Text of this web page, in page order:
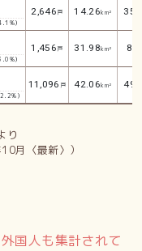
）
2,646 戸 14.26km² 353
）
1,456 戸 31.98km² 89
）
11,096 戸 42.06km² 497
り
月〈最新〉）
国人も集計されて